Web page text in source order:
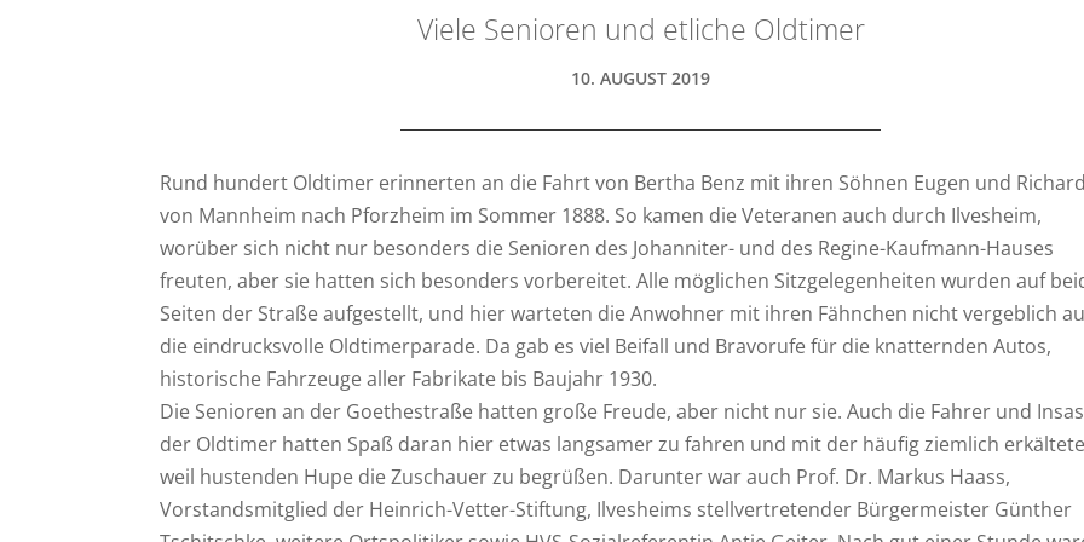
Viele Senioren und etliche Oldtimer
10. AUGUST 2019
Rund hundert Oldtimer erinnerten an die Fahrt von Bertha Benz mit ihren Söhnen Eugen und
von Mannheim nach Pforzheim im Sommer 1888. So kamen die Veteranen auch durch Ilvesheim,
worüber sich nicht nur besonders die Senioren des Johanniter- und des Regine-Kaufmann-Hauses
freuten, aber sie hatten sich besonders vorbereitet. Alle möglichen Sitzgelegenheiten wurden auf
Seiten der Straße aufgestellt, und hier warteten die Anwohner mit ihren Fähnchen nicht vergeblich
die eindrucksvolle Oldtimerparade. Da gab es viel Beifall und Bravorufe für die knatternden Autos,
historische Fahrzeuge aller Fabrikate bis Baujahr 1930.
Die Senioren an der Goethestraße hatten große Freude, aber nicht nur sie. Auch die Fahrer und
der Oldtimer hatten Spaß daran hier etwas langsamer zu fahren und mit der häufig ziemlich
weil hustenden Hupe die Zuschauer zu begrüßen. Darunter war auch Prof. Dr. Markus Haass,
Vorstandsmitglied der Heinrich-Vetter-Stiftung, Ilvesheims stellvertretender Bürgermeister Günther